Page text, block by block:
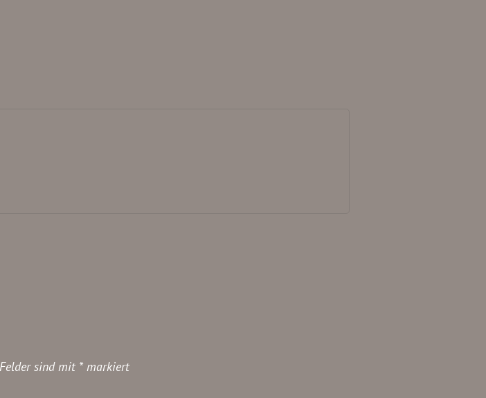
sind mit * markiert